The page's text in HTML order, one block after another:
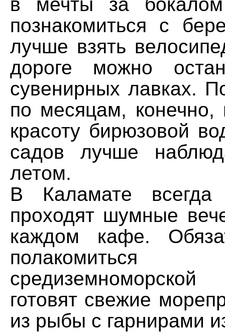
познакомиться с
лучше взять
дороге можно
сувенирных лавках.
по месяцам,
красоту бирюзовой
садов лучше
летом.
В Каламате всегда
проходят шумные
каждом кафе.
готовят свежие
из рыбы с гарнирами